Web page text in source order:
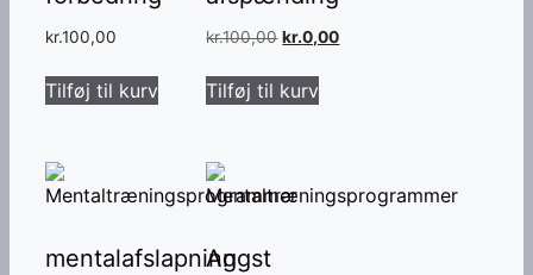
kr.100,00
Tilføj til kurv
kr.100,00 Den
pris
var:
kr.0,00Den
Tilføj til kurv
mentalafslapningAngst